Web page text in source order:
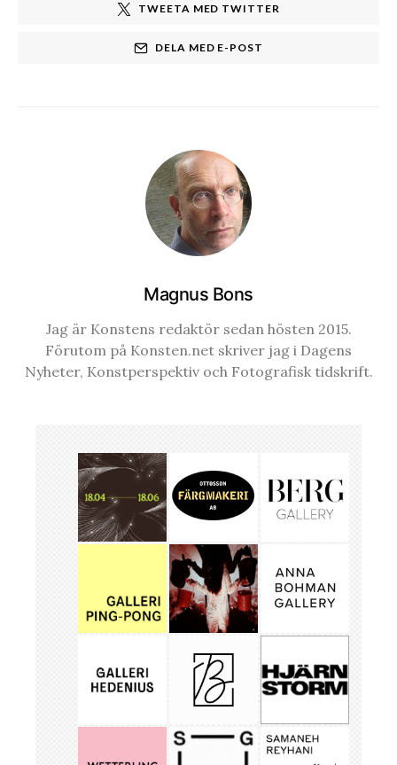
TWEETA MED TWITTER
DELA MED E-POST
Magnus Bons
Jag är Konstens redaktör sedan hösten 2015.
Förutom på Konsten.net skriver jag i Dagens
Nyheter, Konstperspektiv och Fotografisk tidskrift.